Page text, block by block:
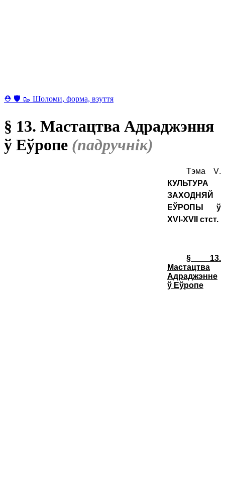
⛑ 🛡 🥾 Шоломи, форма, взуття
§ 13. Мастацтва Адраджэння
ў Еўропе (падручнік)
Тэма V.
КУЛЬТУРА
ЗАХОДНЯЙ
ЕЎРОПЫ ў
XVI-XVII стст.
§ 13.
Мастацтва
Адраджэнне
ў Еўропе